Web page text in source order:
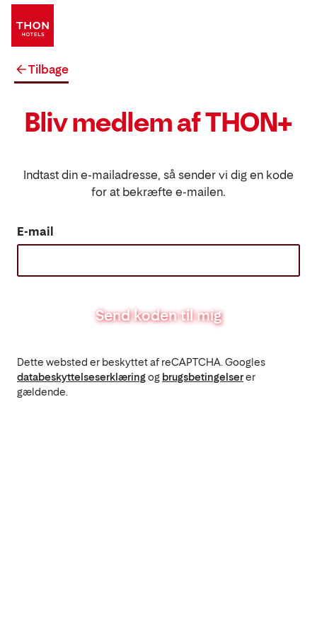
Tilbage
Bliv medlem af THON+
Indtast din e-mailadresse, så sender vi dig en kode
for at bekræfte e-mailen.
E-mail
Send koden til mig
Dette websted er beskyttet af reCAPTCHA. Googles
databeskyttelseserklæringog brugsbetingelserer
gældende.